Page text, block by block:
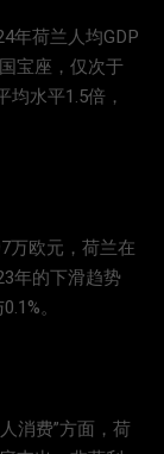
年荷兰人均GDP
宝座，仅次于
水平1.5倍，
万欧元，荷兰在
年的下滑趋势
。
消费”方面，荷